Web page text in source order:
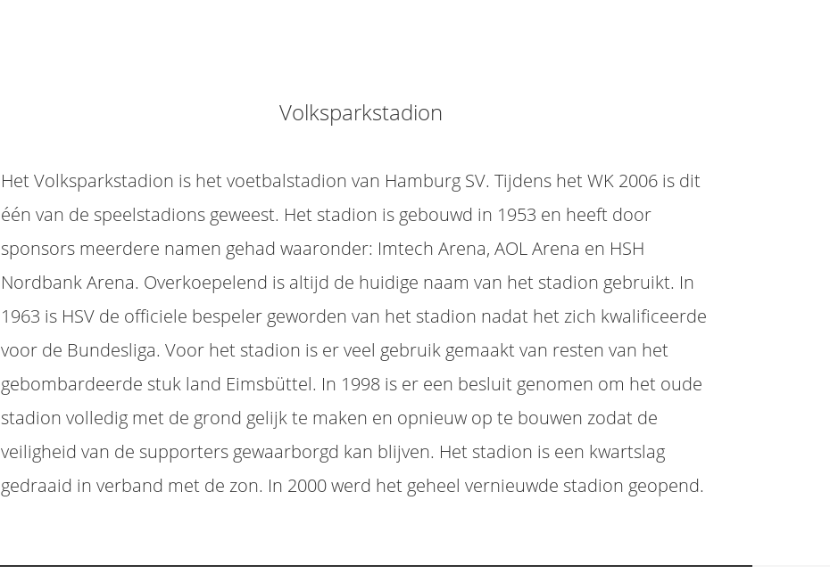
Volksparkstadion
Het Volksparkstadion is het voetbalstadion van Hamburg SV. Tijdens het WK 2006 is dit
één van de speelstadions geweest. Het stadion is gebouwd in 1953 en heeft door
sponsors meerdere namen gehad waaronder: Imtech Arena, AOL Arena en HSH
Nordbank Arena. Overkoepelend is altijd de huidige naam van het stadion gebruikt. In
1963 is HSV de officiele bespeler geworden van het stadion nadat het zich kwalificeerde
voor de Bundesliga. Voor het stadion is er veel gebruik gemaakt van resten van het
gebombardeerde stuk land Eimsbüttel. In 1998 is er een besluit genomen om het oude
stadion volledig met de grond gelijk te maken en opnieuw op te bouwen zodat de
veiligheid van de supporters gewaarborgd kan blijven. Het stadion is een kwartslag
gedraaid in verband met de zon. In 2000 werd het geheel vernieuwde stadion geopend.